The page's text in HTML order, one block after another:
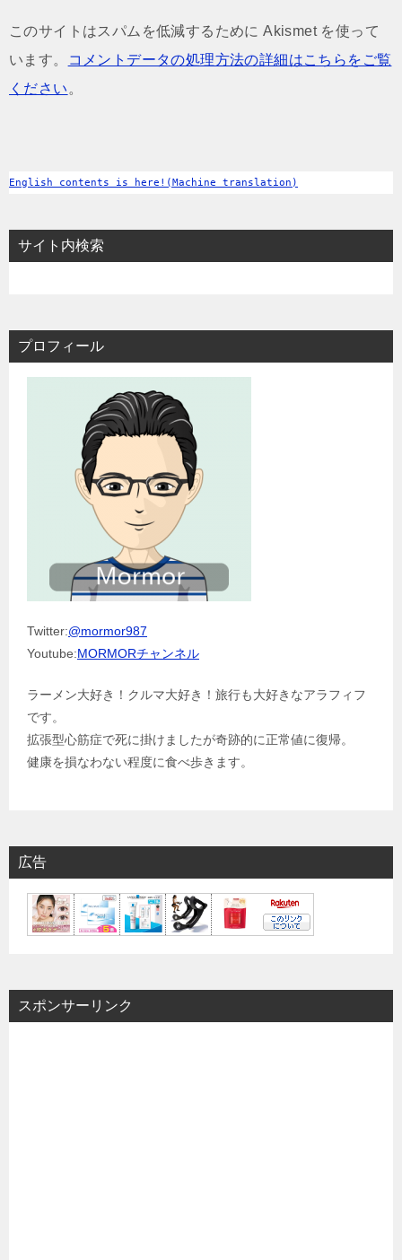
このサイトはスパムを低減するために Akismet を使って
います。
コメントデータの処理方法の詳細はこちらをご覧
ください 。
English contents is here!(Machine translation)
サイト内検索
プロフィール
Twitter:@mormor987
Youtube:MORMORチャンネル
ラーメン大好き！クルマ大好き！旅行も大好きなアラフィフ
です。
拡張型心筋症で死に掛けましたが奇跡的に正常値に復帰。
健康を損なわない程度に食べ歩きます。
広告
スポンサーリンク